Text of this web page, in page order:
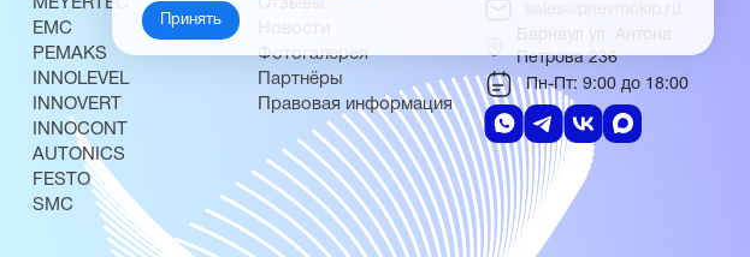
MEYERTEC
EMC
PEMAKS
INNOLEVEL
INNOVERT
INNOCONT
AUTONICS
FESTO
SMC
Отзывы
Новости
Фотогалерея
Партнёры
Правовая информация
sales@pnevmokip.ru
Барнаул ул. Антона
Петрова 236
Пн-Пт: 9:00 до 18:00
Принять